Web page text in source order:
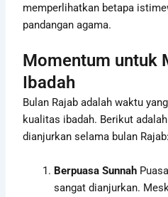
memperlihatkan betapa
pandangan agama.
Momentum untuk
Ibadah
Bulan Rajab adalah waktu
kualitas ibadah. Berikut
dianjurkan selama bulan Rajab:
Berpuasa Sunnah
sangat dianjurkan.